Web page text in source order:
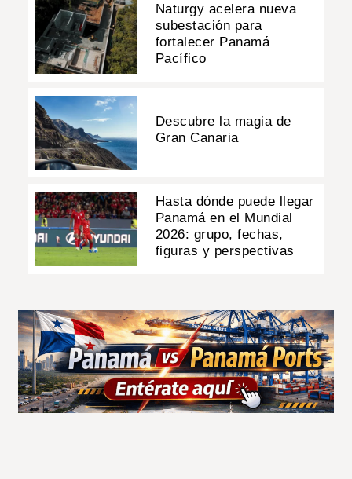
Naturgy acelera nueva
subestación para
fortalecer Panamá
Pacífico
Descubre la magia de
Gran Canaria
Hasta dónde puede llegar
Panamá en el Mundial
2026: grupo, fechas,
figuras y perspectivas